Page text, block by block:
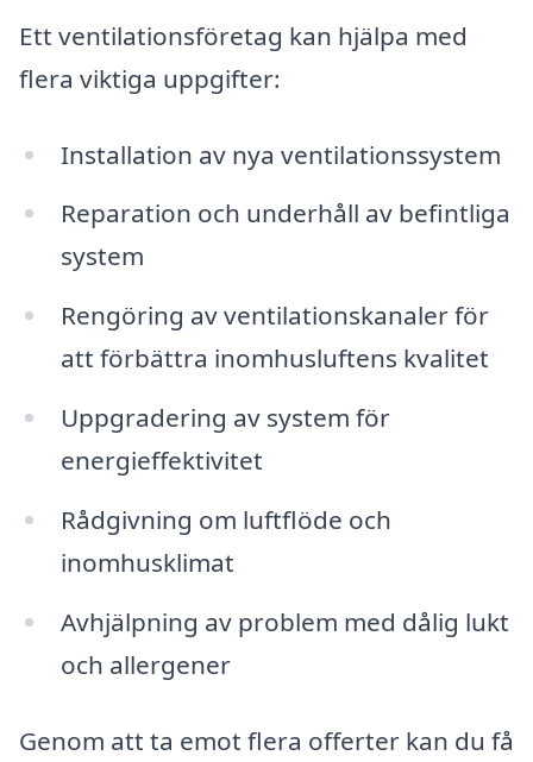
Ett ventilationsföretag kan hjälpa med
flera viktiga uppgifter:
Installation av nya ventilationssystem
Reparation och underhåll av befintliga
system
Rengöring av ventilationskanaler för
att förbättra inomhusluftens kvalitet
Uppgradering av system för
energieffektivitet
Rådgivning om luftflöde och
inomhusklimat
Avhjälpning av problem med dålig lukt
och allergener
Genom att ta emot flera offerter kan du få